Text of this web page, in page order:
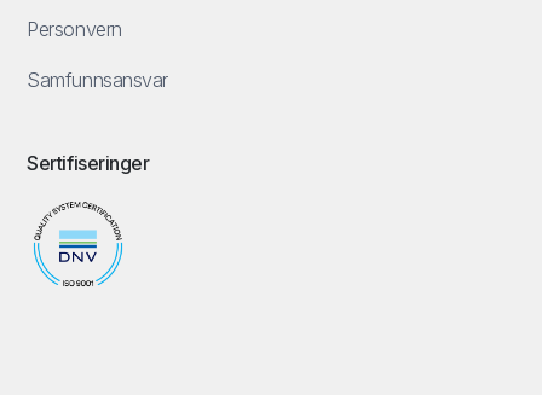
Personvern
Samfunnsansvar
Sertifiseringer